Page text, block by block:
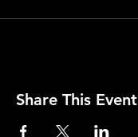
Share This Event